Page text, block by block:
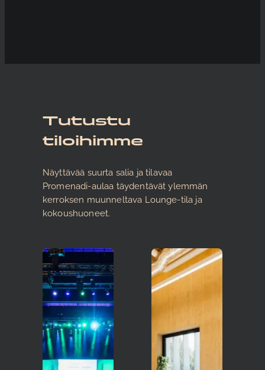
Tutustu
tiloihimme
Näyttävää suurta salia ja tilavaa
Promenadi-aulaa täydentävät ylemmän
kerroksen muunneltava Lounge-tila ja
kokoushuoneet.